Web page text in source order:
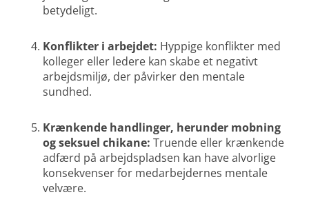
betydeligt.
Konflikter i arbejdet: Hyppige konflikter med
kolleger eller ledere kan skabe et negativt
arbejdsmiljø, der påvirker den mentale
sundhed.
Krænkende handlinger, herunder mobning
og seksuel chikane: Truende eller krænkende
adfærd på arbejdspladsen kan have alvorlige
konsekvenser for medarbejdernes mentale
velvære.